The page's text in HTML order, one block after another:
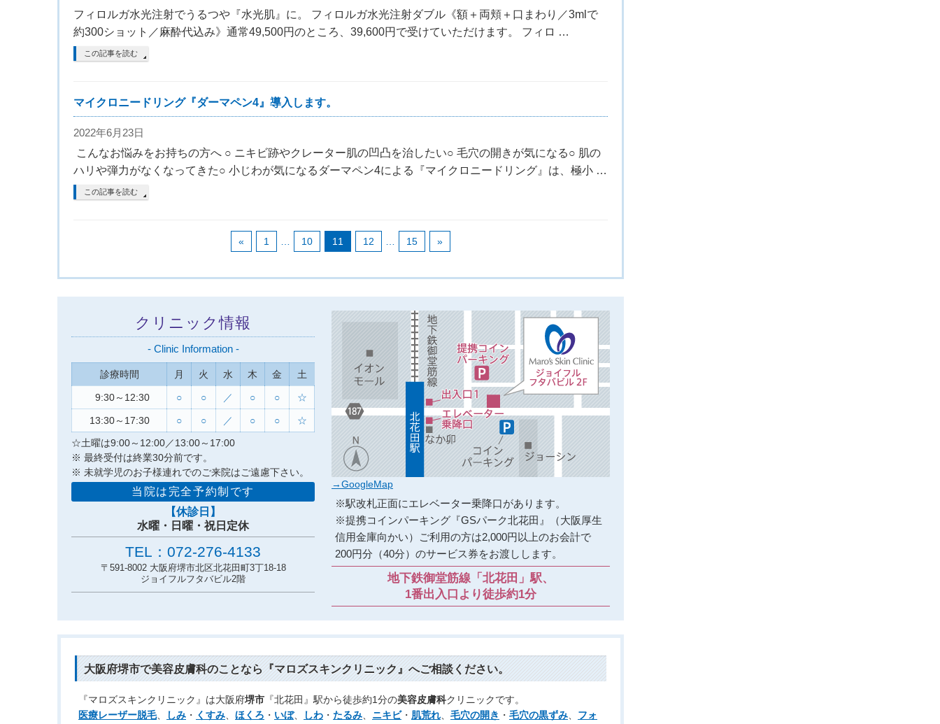
フィロルガ水光注射でうるつや『水光肌』に。 フィロルガ水光注射ダブル《額＋両頬＋口まわり／3mlで
約300ショット／麻酔代込み》通常49,500円のところ、39,600円で受けていただけます。 フィロ …
この記事を読む
マイクロニードリング『ダーマペン4』導入します。
2022年6月23日
こんなお悩みをお持ちの方へ ○ ニキビ跡やクレーター肌の凹凸を治したい○ 毛穴の開きが気になる○ 肌の
ハリや弾力がなくなってきた○ 小じわが気になるダーマペン4による『マイクロニードリング』は、極小 …
この記事を読む
« 1 10 11 12 15 »
クリニック情報
- Clinic Information -
診療時間 月 火 水 木 金 土
9:30～12:30 ○ ○ ／ ○ ○ ☆
13:30～17:30 ○ ○ ／ ○ ○
☆
☆土曜は9:00～12:00／13:00～17:00
※ 最終受付は終業30分前です。
※ 未就学児のお子様連れでのご来院はご遠慮下さい。
当院は完全予約制です
【休診日】
水曜・日曜・祝日定休
TEL：072-276-4133
〒591-8002 大阪府堺市北区北花田町3丁18-18
ジョイフルフタバビル2階
→GoogleMap
※駅改札正面にエレベーター乗降口があります。
※提携コインパーキング『GSパーク北花田』（大阪厚生
信用金庫向かい）ご利用の方は2,000円以上のお会計で
200円分（40分）のサービス券をお渡しします。
地下鉄御堂筋線「北花田」駅、
1番出入口より徒歩約1分
大阪府堺市で美容皮膚科のことなら『マロズスキンクリニック』へご相談ください。
『マロズスキンクリニック』は大阪府堺市 『北花田』駅から徒歩約1分の美容皮膚科クリニックです。
医療レーザー脱毛、 しみ ・ くすみ ほくろ ・ いぼ、 しわ ・ たるみ ニキビ・ 肌荒れ 毛穴の開き ・ 毛穴の黒ずみ フォ